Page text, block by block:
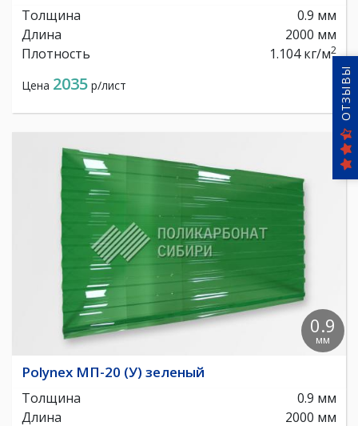
Толщина
0.9 мм
Длина
2000 мм
Плотность
1.104 кг/м2
Цена 2035 р/лист
0.9
мм
Polynex МП-20 (У) зеленый
Толщина
0.9 мм
Длина
2000 мм
ОТЗЫВЫ